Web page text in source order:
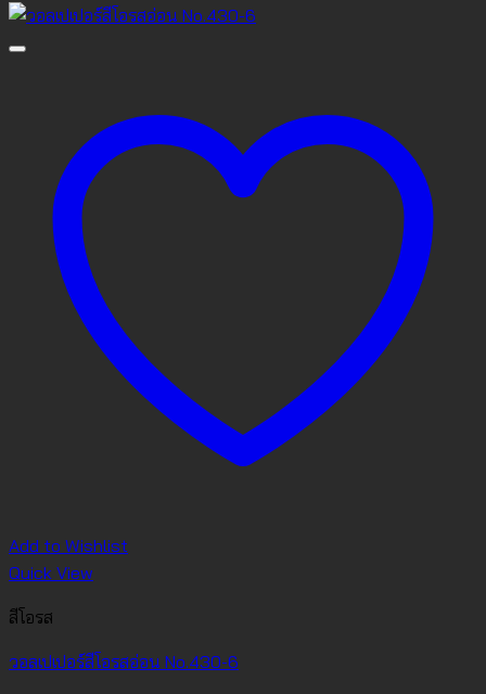
Add to Wishlist
Quick View
สีโอรส
วอลเปเปอร์สีโอรสอ่อน No.430-6